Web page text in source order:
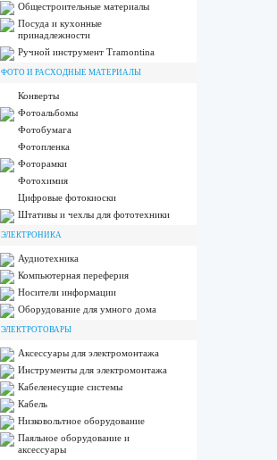
Общестроительные материалы
Посуда и кухонные
принадлежности
Ручной инструмент Tramontina
ФОТО И РАСХОДНЫЕ МАТЕРИАЛЫ
Конверты
Фотоальбомы
Фотобумага
Фотопленка
Фоторамки
Фотохимия
Цифровые фотокиоски
Штативы и чехлы для фототехники
ЭЛЕКТРОНИКА
Аудиотехника
Компьютерная переферия
Носители информации
Оборудование для умного дома
ЭЛЕКТРОТОВАРЫ
Аксессуары для электромонтажа
Инструменты для электромонтажа
Кабеленесущие системы
Кабель
Низковольтное оборудование
Паяльное оборудование и
аксессуары